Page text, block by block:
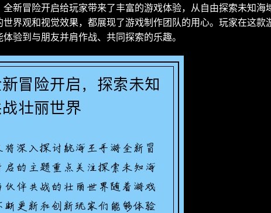
新冒险开启给玩家带来了丰富的游戏体验，从自由探索未知海
界观和视觉效果，都展现了游戏制作团队的用心。玩家在这款
验到与朋友并肩作战、共同探索的乐趣。